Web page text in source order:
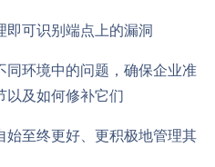
即可识别端点上的漏洞
同环境中的问题，确保企业准
以及如何修补它们
始至终更好、更积极地管理其